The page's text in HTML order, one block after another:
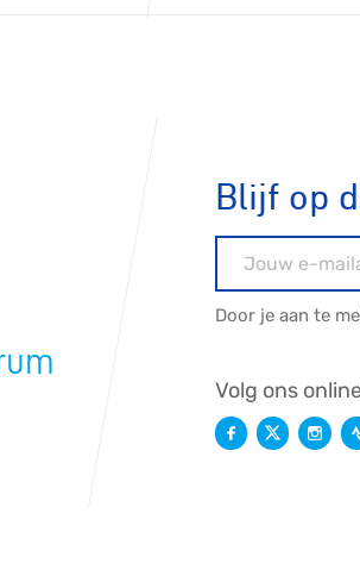
Blijf op
Door je aan te
Volg ons